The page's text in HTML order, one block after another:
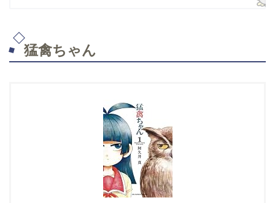
猛禽ちゃん